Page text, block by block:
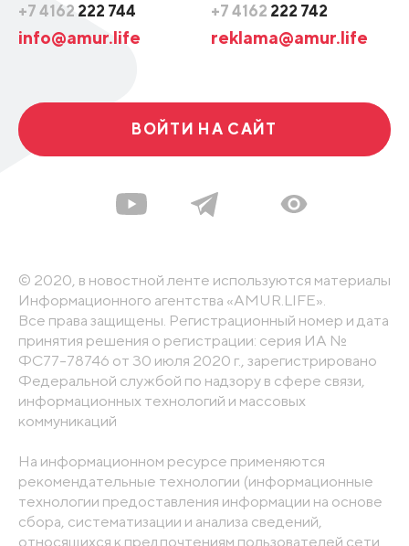
+7 4162 222 744
info@amur.life
+7 4162 222 742
reklama@amur.life
ВОЙТИ НА САЙТ
© 2020, в новостной ленте используются материалы
Информационного агентства «AMUR.LIFE».
Все права защищены. Регистрационный номер и дата
принятия решения о регистрации: серия ИА №
ФС77-78746 от 30 июля 2020 г., зарегистрировано
Федеральной службой по надзору в сфере связи,
информационных технологий и массовых
коммуникаций
На информационном ресурсе применяются
рекомендательные технологии (информационные
технологии предоставления информации на основе
сбора, систематизации и анализа сведений,
относящихся к предпочтениям пользователей сети